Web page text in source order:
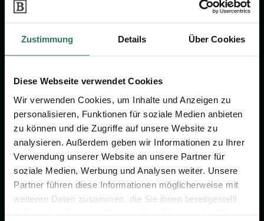
Zustimmung Details Über Cookies
Diese Webseite verwendet Cookies
Wir verwenden Cookies, um Inhalte und Anzeigen zu
personalisieren, Funktionen für soziale Medien anbieten
zu können und die Zugriffe auf unsere Website zu
analysieren. Außerdem geben wir Informationen zu Ihrer
Verwendung unserer Website an unsere Partner für
soziale Medien, Werbung und Analysen weiter. Unsere
Partner führen diese Informationen möglicherweise mit
weiteren Daten zusammen, die Sie ihnen bereitgestellt
Wir sind Ihr Ansprechpartner rund
Vorsorge.
Jetzt beraten lassen
FÜR SIE
Vergleich
FÜR BESTATTER
Online-Portal